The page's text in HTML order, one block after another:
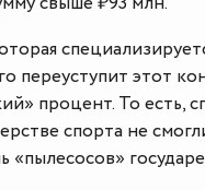
переуступит этот
процент. То есть,
спорта не